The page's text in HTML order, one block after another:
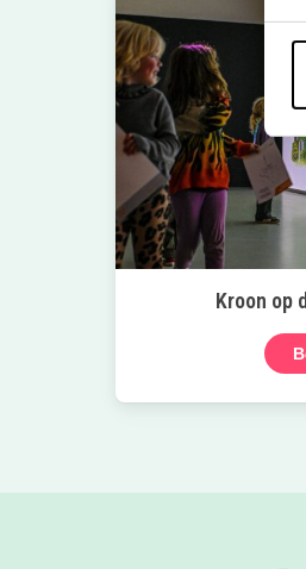
Kroon op